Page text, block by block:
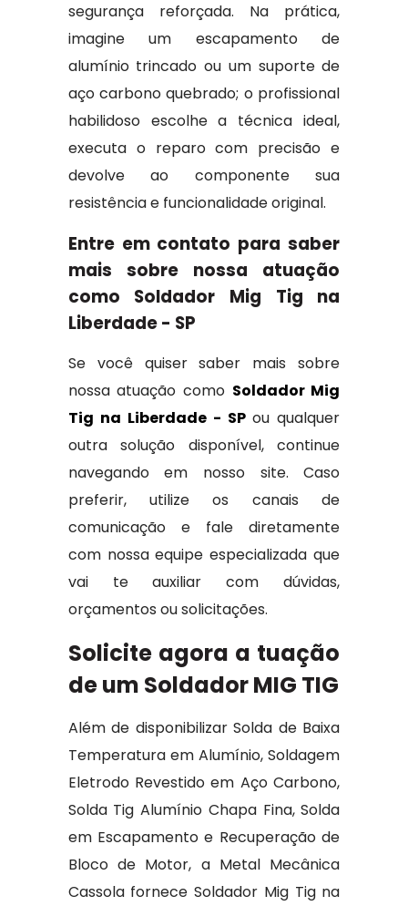
segurança reforçada. Na prática,
imagine um escapamento de
alumínio trincado ou um suporte de
aço carbono quebrado; o profissional
habilidoso escolhe a técnica ideal,
executa o reparo com precisão e
devolve ao componente sua
resistência e funcionalidade original.
Entre em contato para saber
mais sobre nossa atuação
como Soldador Mig Tig na
Liberdade - SP
Se você quiser saber mais sobre
nossa atuação como Soldador Mig
Tig na Liberdade - SPou qualquer
outra solução disponível, continue
navegando em nosso site. Caso
preferir, utilize os canais de
comunicação e fale diretamente
com nossa equipe especializada que
vai te auxiliar com dúvidas,
orçamentos ou solicitações.
Solicite agora a tuação
de um Soldador MIG TIG
Além de disponibilizar Solda de Baixa
Temperatura em Alumínio, Soldagem
Eletrodo Revestido em Aço Carbono,
Solda Tig Alumínio Chapa Fina, Solda
em Escapamento e Recuperação de
Bloco de Motor, a Metal Mecânica
Cassola fornece Soldador Mig Tig na